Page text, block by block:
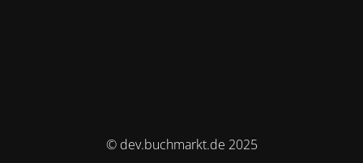
© dev.buchmarkt.de 2025